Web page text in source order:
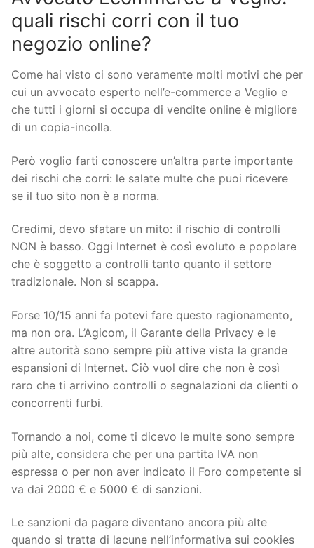
quali rischi corri con il tuo
negozio online?
Come hai visto ci sono veramente molti motivi che per
cui un avvocato esperto nell’e-commerce a Veglio e
che tutti i giorni si occupa di vendite online è migliore
di un copia-incolla.
Però voglio farti conoscere un’altra parte importante
dei rischi che corri: le salate multe che puoi ricevere
se il tuo sito non è a norma.
Credimi, devo sfatare un mito: il rischio di controlli
NON è basso. Oggi Internet è così evoluto e popolare
che è soggetto a controlli tanto quanto il settore
tradizionale. Non si scappa.
Forse 10/15 anni fa potevi fare questo ragionamento,
ma non ora. L’Agicom, il Garante della Privacy e le
altre autorità sono sempre più attive vista la grande
espansioni di Internet. Ciò vuol dire che non è così
raro che ti arrivino controlli o segnalazioni da clienti o
concorrenti furbi.
Tornando a noi, come ti dicevo le multe sono sempre
più alte, considera che per una partita IVA non
espressa o per non aver indicato il Foro competente si
va dai 2000 € e 5000 € di sanzioni.
Le sanzioni da pagare diventano ancora più alte
quando si tratta di lacune nell’informativa sui cookies